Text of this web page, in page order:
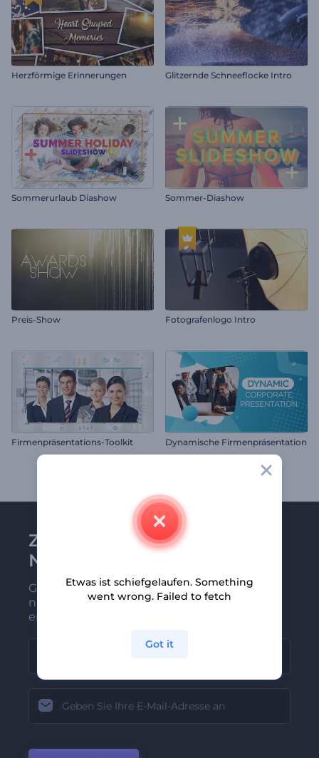
Herzförmige Erinnerungen Glitzernde Schneeflocke Intro
Sommerurlaub Diashow Sommer-Diashow
Preis-Show Fotografenlogo Intro
Firmenpräsentations-Toolkit Dynamische Firmenpräsentation
Zu Renderforest-
Newsletter anmelden
Gehören Sie zu den Ersten, die unsere
neuesten Nachrichten und Angebote
erhalten
Etwas ist schiefgelaufen. Something
went wrong. Failed to fetch
Got it